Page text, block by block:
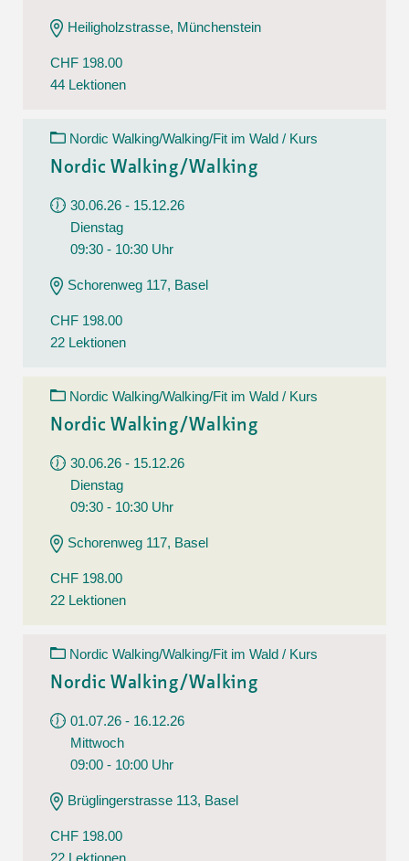
Heiligholzstrasse, Münchenstein
CHF 198.00
44 Lektionen
Nordic Walking/Walking/Fit im Wald / Kurs
Nordic Walking/Walking
30.06.26 - 15.12.26
Dienstag
09:30 - 10:30 Uhr
Schorenweg 117, Basel
CHF 198.00
22 Lektionen
Nordic Walking/Walking/Fit im Wald / Kurs
Nordic Walking/Walking
30.06.26 - 15.12.26
Dienstag
09:30 - 10:30 Uhr
Schorenweg 117, Basel
CHF 198.00
22 Lektionen
Nordic Walking/Walking/Fit im Wald / Kurs
Nordic Walking/Walking
01.07.26 - 16.12.26
Mittwoch
09:00 - 10:00 Uhr
Brüglingerstrasse 113, Basel
CHF 198.00
22 Lektionen